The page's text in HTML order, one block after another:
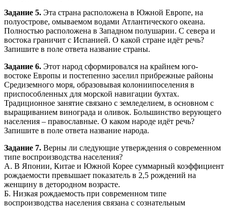
Задание 5. Эта страна расположена в Южной Европе, на
полуострове, омываемом водами Атлантического океана.
Полностью расположена в Западном полушарии. С севера и
востока граничит с Испанией. О какой стране идёт речь?
Запишите в поле ответа название страны.
Задание 6. Этот народ сформировался на крайнем юго-
востоке Европы и постепенно заселил прибрежные районы
Средиземного моря, образовывая колониипоселения в
приспособленных для морской навигации бухтах.
Традиционное занятие связано с земледелием, в основном с
выращиванием винограда и оливок. Большинство верующего
населения – православные. О каком народе идёт речь?
Запишите в поле ответа название народа.
Задание 7. Верны ли следующие утверждения о современном
типе воспроизводства населения?
А. В Японии, Китае и Южной Корее суммарный коэффициент
рождаемости превышает показатель в 2,5 рождений на
женщину в детородном возрасте.
Б. Низкая рождаемость при современном типе
воспроизводства населения связана с сознательным